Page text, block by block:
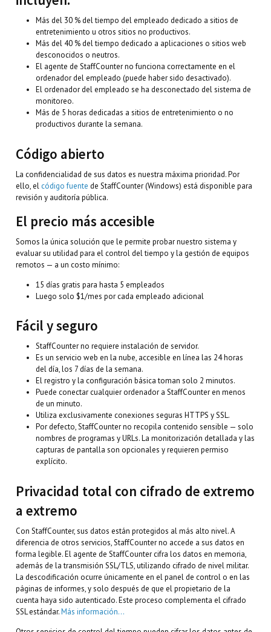
Más del 30 % del tiempo del empleado dedicado a sitios de
entretenimiento u otros sitios no productivos.
Más del 40 % del tiempo dedicado a aplicaciones o sitios web
desconocidos o neutros.
El agente de StaffCounter no funciona correctamente en el
ordenador del empleado (puede haber sido desactivado).
El ordenador del empleado se ha desconectado del sistema de
monitoreo.
Más de 5 horas dedicadas a sitios de entretenimiento o no
productivos durante la semana.
Código abierto
La confidencialidad de sus datos es nuestra máxima prioridad. Por
ello, el código fuente de StaffCounter (Windows) está disponible para
revisión y auditoría pública.
El precio más accesible
Somos la única solución que le permite probar nuestro sistema y
evaluar su utilidad para el control del tiempo y la gestión de equipos
remotos — a un costo mínimo:
15 días gratis para hasta 5 empleados
Luego solo $1/mes por cada empleado adicional
Fácil y seguro
StaffCounter no requiere instalación de servidor.
Es un servicio web en la nube, accesible en línea las 24 horas
del día, los 7 días de la semana.
El registro y la configuración básica toman solo 2 minutos.
Puede conectar cualquier ordenador a StaffCounter en menos
de un minuto.
Utiliza exclusivamente conexiones seguras HTTPS y SSL.
Por defecto, StaffCounter no recopila contenido sensible — solo
nombres de programas y URLs. La monitorización detallada y las
capturas de pantalla son opcionales y requieren permiso
explícito.
Privacidad total con cifrado de extremo
a extremo
Con StaffCounter, sus datos están protegidos al más alto nivel. A
diferencia de otros servicios, StaffCounter no accede a sus datos en
forma legible. El agente de StaffCounter cifra los datos en memoria,
además de la transmisión SSL/TLS, utilizando cifrado de nivel militar.
La descodificación ocurre únicamente en el panel de control o en las
páginas de informes, y solo después de que el propietario de la
cuenta haya sido autenticado. Este proceso complementa el cifrado
SSL estándar.Más información…